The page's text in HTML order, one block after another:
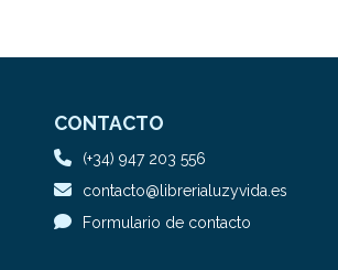
CONTACTO
(+34) 947 203 556
contacto@librerialuzyvida.es
Formulario de contacto